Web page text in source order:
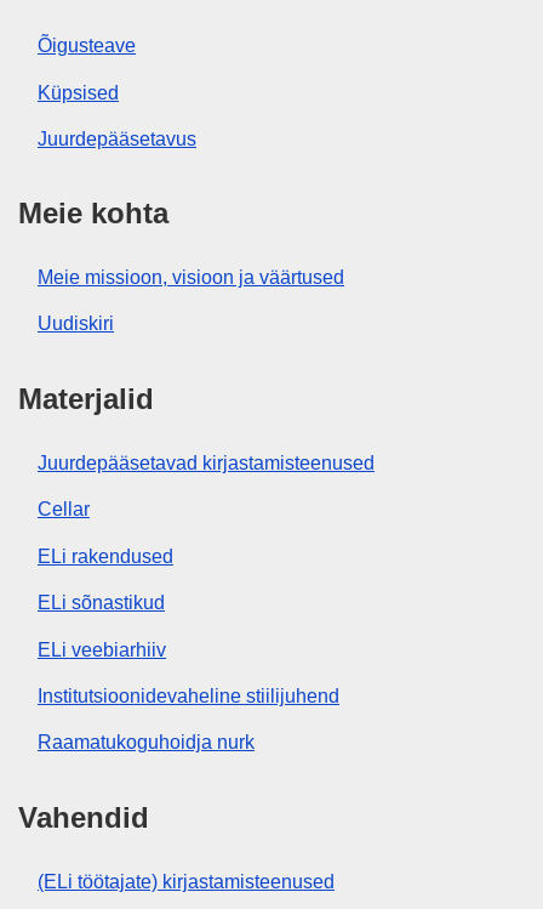
Õigusteave
Küpsised
Juurdepääsetavus
Meie kohta
Meie missioon, visioon ja väärtused
Uudiskiri
Materjalid
Juurdepääsetavad kirjastamisteenused
Cellar
ELi rakendused
ELi sõnastikud
ELi veebiarhiiv
Institutsioonidevaheline stiilijuhend
Raamatukoguhoidja nurk
Vahendid
(ELi töötajate) kirjastamisteenused